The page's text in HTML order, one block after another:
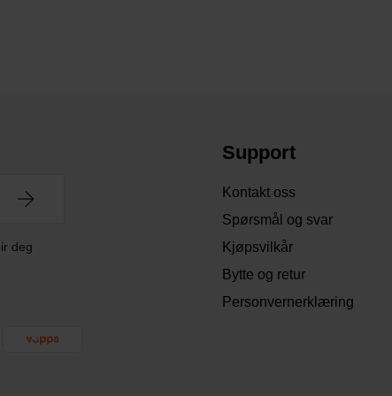
deg
Support
Kontakt oss
Spørsmål og svar
Kjøpsvilkår
Bytte og retur
Personvernerklæring